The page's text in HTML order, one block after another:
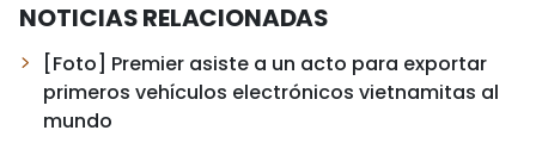
NOTICIAS RELACIONADAS
[Foto] Premier asiste a un acto para exportar
primeros vehículos electrónicos vietnamitas al
mundo